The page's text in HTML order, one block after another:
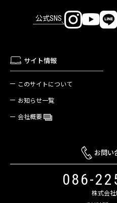
公式SNS
サイト情報
このサイトについて
お知らせ一覧
会社概要
お問い
086-
株式会社